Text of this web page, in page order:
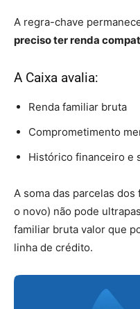
A regra-chave
preciso ter renda
A Caixa avalia:
Renda familiar bruta
Comprometimento
Histórico financeiro e
A soma das parcelas
o novo) não pode
familiar bruta valor que
linha de crédito.